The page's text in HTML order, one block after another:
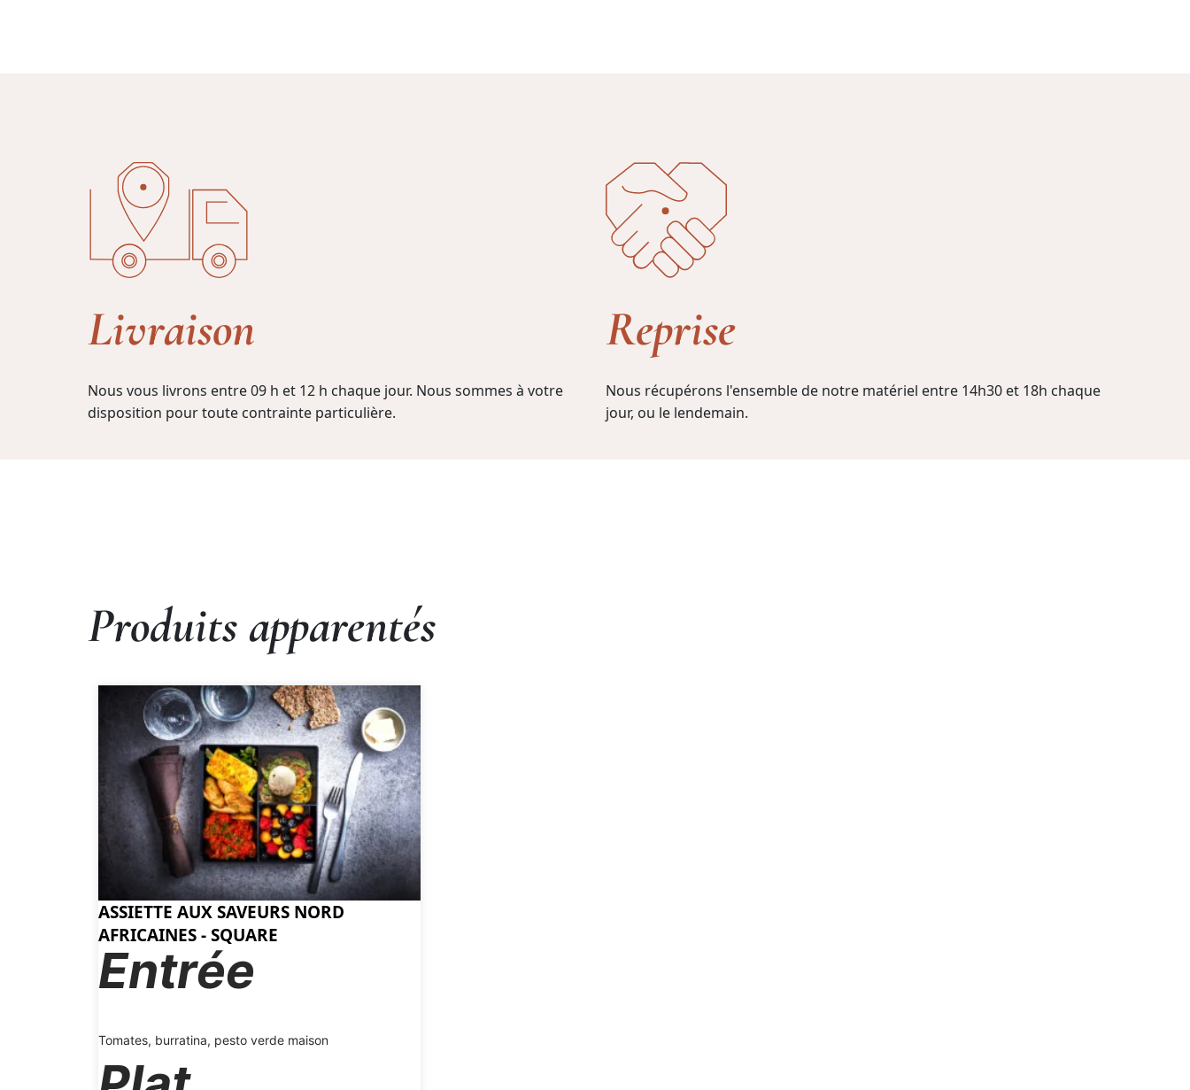
Livraison
Nous vous livrons entre 09 h et 12 h chaque jour. Nous sommes à votre
disposition pour toute contrainte particulière.
Reprise
Nous récupérons l'ensemble de notre matériel entre 14h30 et 18h chaque
jour, ou le lendemain.
Produits apparentés
ASSIETTE AUX SAVEURS NORD
AFRICAINES - SQUARE
Entrée
Tomates, burratina, pesto verde maison